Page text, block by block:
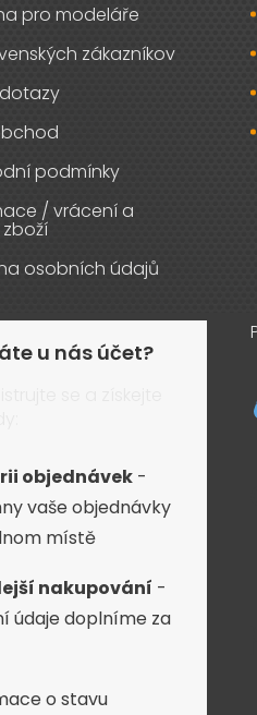
pro modeláře
zákazníkov
podmínky
/ vrácení a
osobních údajů
u nás účet?
objednávek -
vaše objednávky
místě
nakupování -
údaje doplníme za
o stavu